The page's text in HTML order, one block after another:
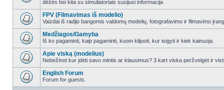
dėžės bei kita su simuliatoriais susijusi informacija
FPV (Filmavimas iš modelio)
Vaizdai iš radijo bangomis valdomų modelių, fotografavimo ir filmavimo
Medžiagos/Gamyba
Iš ko pagaminti, kaip pagaminti, kuom klijuoti, kur isigyti ir kiek kainuoja.
Apie viską (modelius)
Nebežinot kur įdėti savo mintis ar klausimus? 3 kart viska peržvelgėt ir
English Forum
Forum for guests.